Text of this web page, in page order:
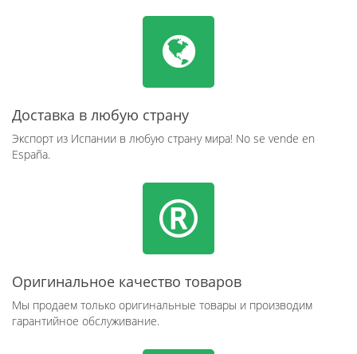
Доставка в любую страну
Экспорт из Испании в любую страну мира! No se vende en
España.
Оригинальное качество товаров
Мы продаем только оригинальные товары и производим
гарантийное обслуживание.